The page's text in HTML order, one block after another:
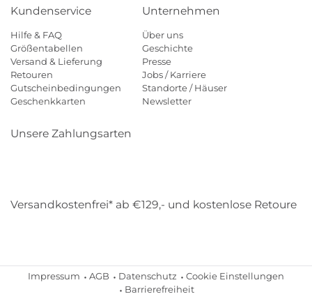
Kundenservice
Hilfe & FAQ
Größentabellen
Versand & Lieferung
Retouren
Gutscheinbedingungen
Geschenkkarten
Unternehmen
Über uns
Geschichte
Presse
Jobs / Karriere
Standorte / Häuser
Newsletter
Unsere Zahlungsarten
Versandkostenfrei* ab €129,- und kostenlose Retoure
Impressum AGB Datenschutz
Cookie Einstellungen
Barrierefreiheit